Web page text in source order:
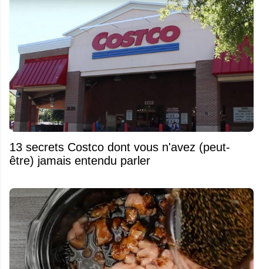
13 secrets Costco dont vous n'avez (peut-
être) jamais entendu parler